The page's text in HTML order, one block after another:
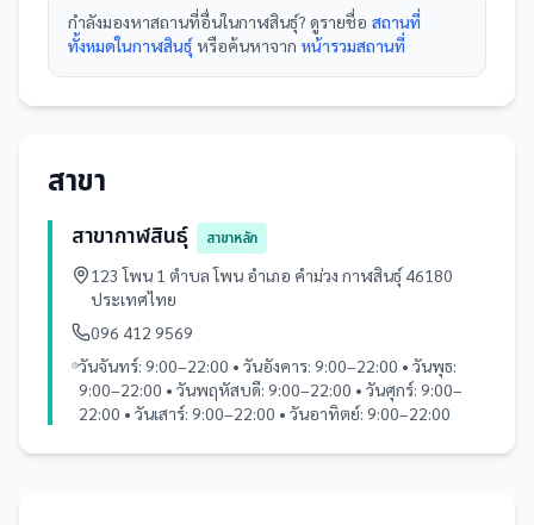
กำลังมองหาสถานที่อื่นในกาฬสินธุ์? ดูรายชื่อ สถานที่
ทั้งหมดในกาฬสินธุ์ หรือค้นหาจาก หน้ารวมสถานที่
สาขา
สาขากาฬสินธุ์
สาขาหลัก
123 โพน 1 ตำบล โพน อำเภอ คำม่วง กาฬสินธุ์ 46180
ประเทศไทย
096 412 9569
วันจันทร์: 9:00–22:00 • วันอังคาร: 9:00–22:00 • วันพุธ:
9:00–22:00 • วันพฤหัสบดี: 9:00–22:00 • วันศุกร์: 9:00–
22:00 • วันเสาร์: 9:00–22:00 • วันอาทิตย์: 9:00–22:00